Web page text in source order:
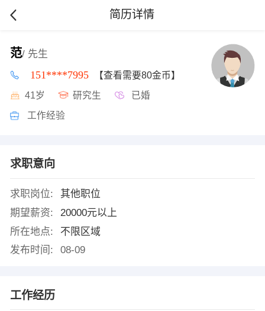
简历详情
范/ 先生
151****7995 【查看需要80金币】
41岁 研究生 已婚
工作经验
求职意向
求职岗位:
其他职位
期望薪资:
20000元以上
所在地点:
不限区域
发布时间:
08-09
工作经历